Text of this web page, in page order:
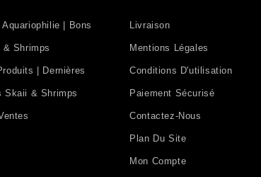
| Bons
Shrimps
| Dernières
Skaii & Shrimps
Livraison
Mentions Légales
Conditions D'utilisation
Paiement Sécurisé
Contactez-Nous
Plan Du Site
Mon Compte